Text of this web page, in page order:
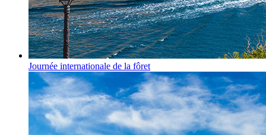
Journée internationale de la fôret